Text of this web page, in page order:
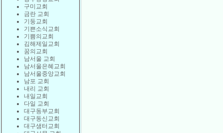
구미교회
금란 교회
기둥교회
기쁜소식교회
기쁨의교회
김해제일교회
꿈의교회
남서울 교회
남서울은혜교회
남서울중앙교회
남포 교회
내리 교회
내일교회
다일 교회
대구동부교회
대구동신교회
대구샘터교회